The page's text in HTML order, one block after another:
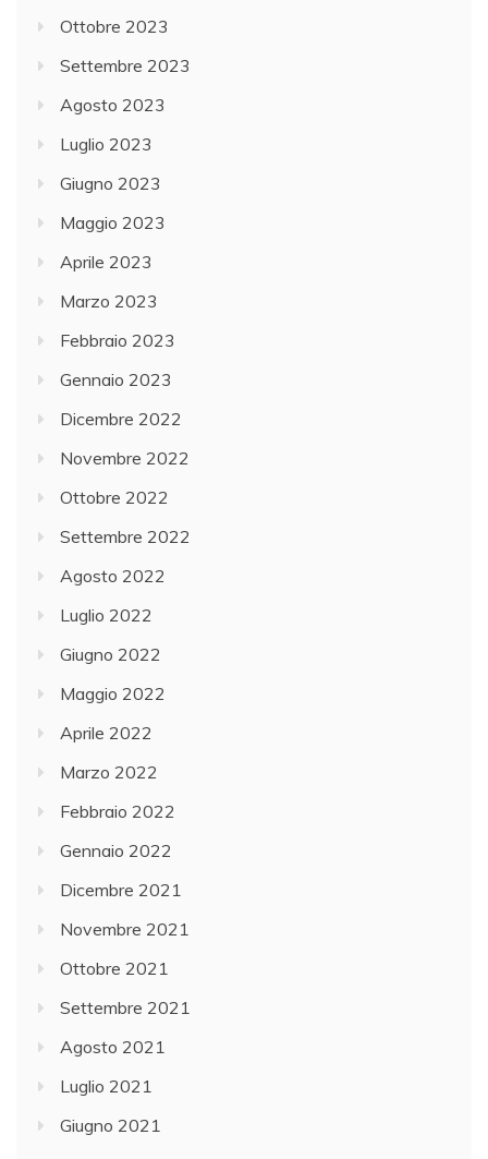
Ottobre 2023
Settembre 2023
Agosto 2023
Luglio 2023
Giugno 2023
Maggio 2023
Aprile 2023
Marzo 2023
Febbraio 2023
Gennaio 2023
Dicembre 2022
Novembre 2022
Ottobre 2022
Settembre 2022
Agosto 2022
Luglio 2022
Giugno 2022
Maggio 2022
Aprile 2022
Marzo 2022
Febbraio 2022
Gennaio 2022
Dicembre 2021
Novembre 2021
Ottobre 2021
Settembre 2021
Agosto 2021
Luglio 2021
Giugno 2021